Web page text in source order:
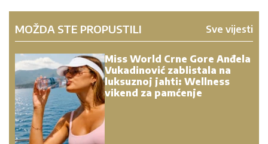
MOŽDA STE PROPUSTILI Sve vijesti
Miss World Crne Gore Anđela
Vukadinović zablistala na
luksuznoj jahti: Wellness
vikend za pamćenje